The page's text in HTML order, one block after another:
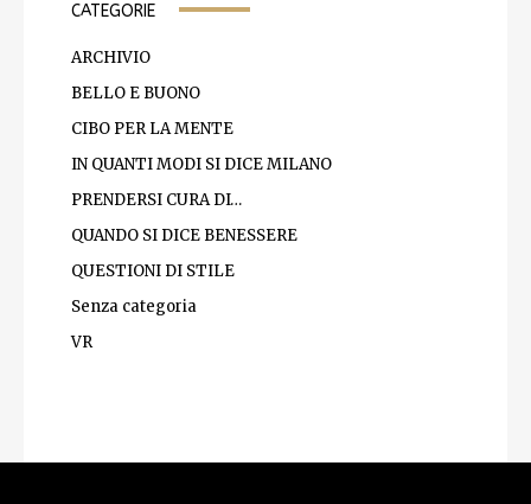
CATEGORIE
ARCHIVIO
BELLO E BUONO
CIBO PER LA MENTE
IN QUANTI MODI SI DICE MILANO
PRENDERSI CURA DI…
QUANDO SI DICE BENESSERE
QUESTIONI DI STILE
Senza categoria
VR